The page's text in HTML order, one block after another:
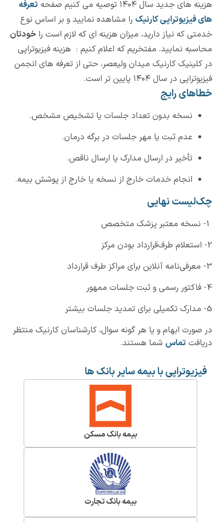
هزینه های جدید سال ۱۴۰۴ توصیه می کنیم صفحه
تعرفه
های فیزیوتراپی کارنیک را مشاهده نمایید و بر اساس نوع
خدمتی که نیاز دارید، میزان هزینه ای که لازم است را خودتان
محاسبه نمایید. مفتخریم که اعلام کنیم : هزینه فیزیوتراپی
در کلینیک کارنیک میدان ولیعصر، حتی از تعرفه های انجمن
فیزیوتراپی در سال ۱۴۰۴ پایین تر است.
خطاهای رایج
نسخه بدون تعداد جلسات یا تشخیص مشخص.
عدم ثبت یا مهر جلسات در برگه درمان.
تأخیر در ارسال مدارک یا ارسال ناقص.
انجام خدمات خارج از نسخه یا خارج از پوشش بیمه.
چک‌لیست نهایی
2- استعلام طرف‌قرارداد بودن مرکز
3- معرفی‌نامه آنلاین برای مراکز طرف قرارداد
4- فاکتور رسمی و ثبت جلسات ممهور
5- مدارک تکمیلی برای تمدید جلسات بیشتر
در صورت ابهام و یا هر گونه سوال، کارشناسان کارنیک منتظر
دریافت تماس شما هستند.
فیزیوتراپی با بیمه سایر بانک ها
بیمه بانک مسکن
بیمه بانک تجارت